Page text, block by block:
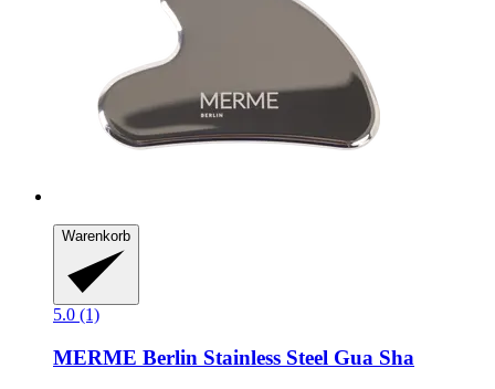
Warenkorb
5.0 (1)
MERME Berlin Stainless Steel Gua Sha